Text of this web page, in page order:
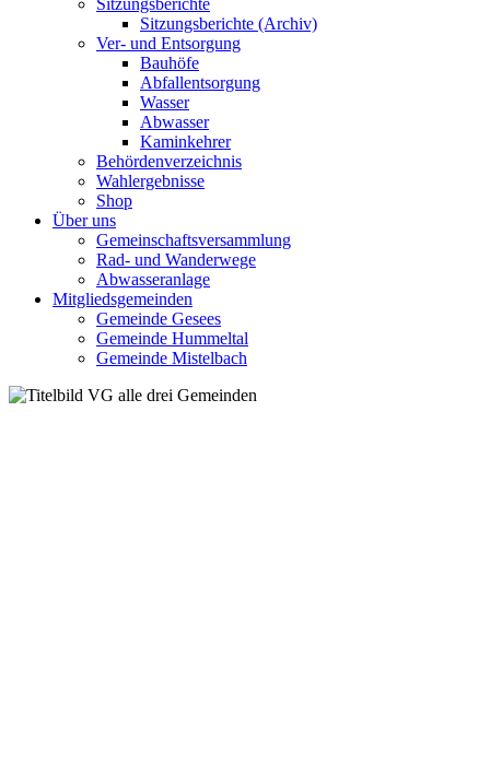
Sitzungsberichte
Sitzungsberichte (Archiv)
Ver- und Entsorgung
Bauhöfe
Abfallentsorgung
Wasser
Abwasser
Kaminkehrer
Behördenverzeichnis
Wahlergebnisse
Shop
Über uns
Gemeinschaftsversammlung
Rad- und Wanderwege
Abwasseranlage
Mitgliedsgemeinden
Gemeinde Gesees
Gemeinde Hummeltal
Gemeinde Mistelbach